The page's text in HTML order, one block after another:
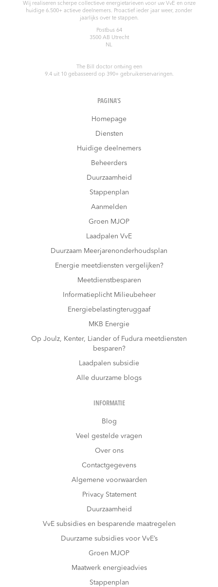
Wij realiseren scherpe collectieve energietarieven voor uw VvE en onze
huidige 6.500+ actieve deelnemers. Proactief ieder jaar weer, zonder
jaarlijks over te stappen.
Postbus 64
3500 AB Utrecht
NL
The Bill doctorontving een
9.4uit 10gebasseerd op 390+ gebruikerservaringen.
PAGINA’S
Homepage
Diensten
Huidige deelnemers
Beheerders
Duurzaamheid
Stappenplan
Aanmelden
Groen MJOP
Laadpalen VvE
Duurzaam Meerjarenonderhoudsplan
Energie meetdiensten vergelijken?
Meetdienstbesparen
Informatieplicht Milieubeheer
Energiebelastingteruggaaf
MKB Energie
Op Joulz, Kenter, Liander of Fudura meetdiensten
besparen?
Laadpalen subsidie
Alle duurzame blogs
INFORMATIE
Blog
Veel gestelde vragen
Over ons
Contactgegevens
Algemene voorwaarden
Privacy Statement
Duurzaamheid
VvE subsidies en besparende maatregelen
Duurzame subsidies voor VvE’s
Groen MJOP
Maatwerk energieadvies
Stappenplan